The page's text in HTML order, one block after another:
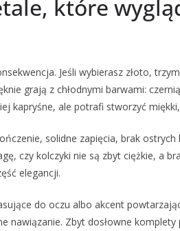
które
Jeśli wybierasz złoto,
grają z chłodnymi barwami:
kapryśne, ale potrafi stworzyć
solidne zapięcia, brak
czy kolczyki nie są zbyt ciężkie, a
elegancji.
do oczu albo akcent
nawiązanie. Zbyt dosłowne